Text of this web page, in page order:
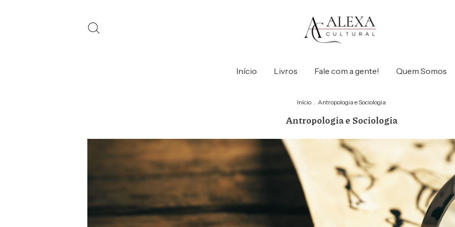
Início Livros Fale com a gente! Quem Somos
Início . Antropologia e Sociologia
Antropologia e Sociologia